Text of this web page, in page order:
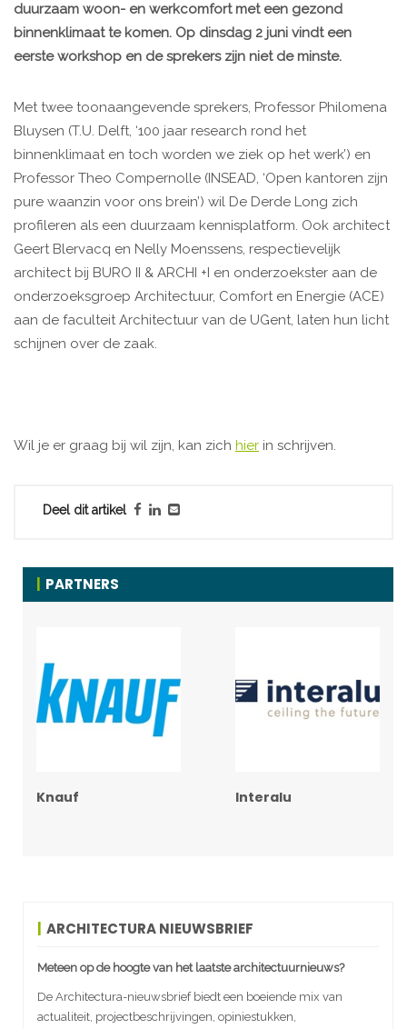
duurzaam woon- en werkcomfort met een gezond
binnenklimaat te komen. Op dinsdag 2 juni vindt een
eerste workshop en de sprekers zijn niet de minste.
Met twee toonaangevende sprekers, Professor Philomena
Bluysen (T.U. Delft, ‘100 jaar research rond het
binnenklimaat en toch worden we ziek op het werk’) en
Professor Theo Compernolle (INSEAD, ‘Open kantoren zijn
pure waanzin voor ons brein’) wil De Derde Long zich
profileren als een duurzaam kennisplatform. Ook architect
Geert Blervacq en Nelly Moenssens, respectievelijk
architect bij BURO II & ARCHI +I en onderzoekster aan de
onderzoeksgroep Architectuur, Comfort en Energie (ACE)
aan de faculteit Architectuur van de UGent, laten hun licht
schijnen over de zaak.
Wil je er graag bij wil zijn, kan zich hier in schrijven.
Deel dit artikel
PARTNERS
Knauf Interalu
ARCHITECTURA NIEUWSBRIEF
Meteen op de hoogte van het laatste architectuurnieuws?
De Architectura-nieuwsbrief biedt een boeiende mix van
actualiteit, projectbeschrijvingen, opiniestukken,